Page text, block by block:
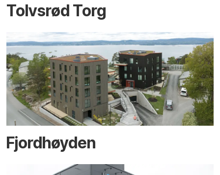
Tolvsrød Torg
Fjordhøyden